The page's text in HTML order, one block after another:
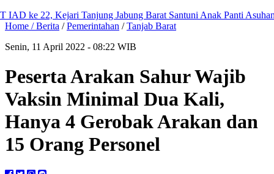
22, Kejari Tanjung Jabung Barat Santuni Anak Panti Asuhan
Home /Berita /Pemerintahan /Tanjab Barat
Senin, 11 April 2022 - 08:22 WIB
Peserta Arakan Sahur Wajib
Vaksin Minimal Dua Kali,
Hanya 4 Gerobak Arakan dan
15 Orang Personel